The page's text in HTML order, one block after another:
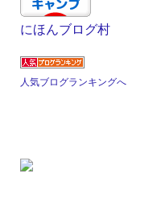
にほんブログ村
人気ブログランキングへ